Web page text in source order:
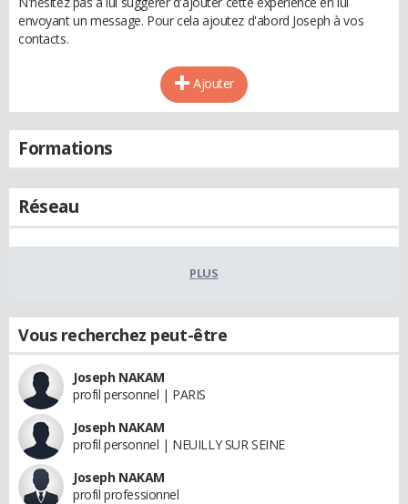
envoyant un message. Pour cela ajoutez d'abord Joseph à vos
contacts.
Ajouter
Formations
Réseau
PLUS
Vous recherchez peut-être
Joseph NAKAM
profil personnel | PARIS
Joseph NAKAM
profil personnel | NEUILLY SUR SEINE
Joseph NAKAM
profil professionnel